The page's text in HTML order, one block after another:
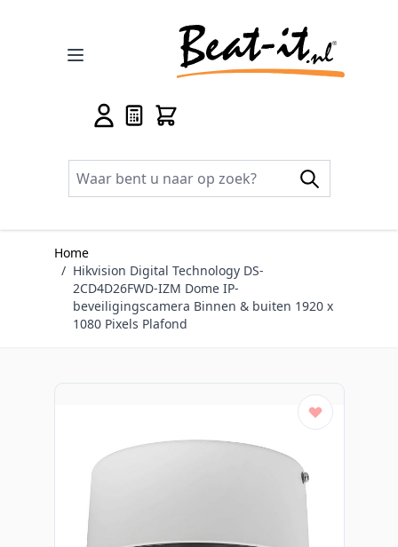
Home
/ Hikvision Digital Technology DS-
2CD4D26FWD-IZM Dome IP-
beveiligingscamera Binnen & buiten 1920 x
1080 Pixels Plafond